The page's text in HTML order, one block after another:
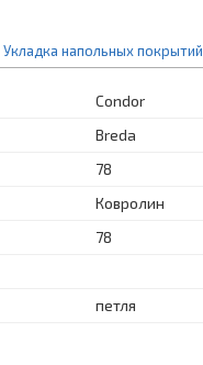
Укладка напольных покрытий
Condor
Breda
78
Ковролин
78
петля